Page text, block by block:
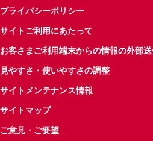
プライバシーポリシー
サイトご利用にあたって
お客さまご利用端末からの情報の外部
見やすさ・使いやすさの調整
サイトメンテナンス情報
サイトマップ
ご意見・ご要望